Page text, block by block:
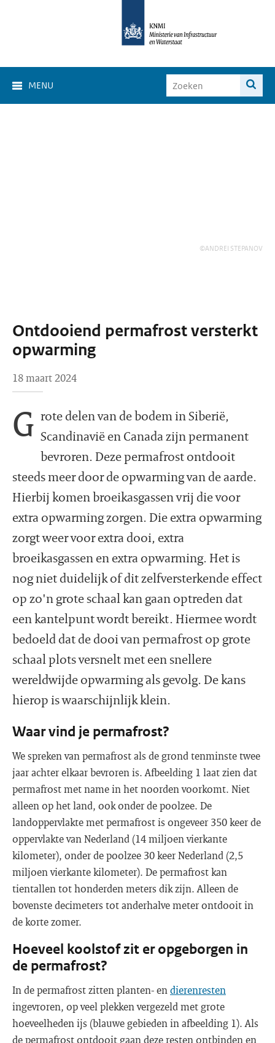
MENU
©ANDREI STEPANOV
Ontdooiend permafrost versterkt
opwarming
18 maart 2024
G rote delen van de bodem in Siberië,
Scandinavië en Canada zijn permanent
bevroren. Deze permafrost ontdooit
steeds meer door de opwarming van de aarde.
Hierbij komen broeikasgassen vrij die voor
extra opwarming zorgen. Die extra opwarming
zorgt weer voor extra dooi, extra
broeikasgassen en extra opwarming. Het is
nog niet duidelijk of dit zelfversterkende effect
op zo'n grote schaal kan gaan optreden dat
een kantelpunt wordt bereikt. Hiermee wordt
bedoeld dat de dooi van permafrost op grote
schaal plots versnelt met een snellere
wereldwijde opwarming als gevolg. De kans
hierop is waarschijnlijk klein.
Waar vind je permafrost?
We spreken van permafrost als de grond tenminste twee
jaar achter elkaar bevroren is. Afbeelding 1 laat zien dat
permafrost met name in het noorden voorkomt. Niet
alleen op het land, ook onder de poolzee. De
landoppervlakte met permafrost is ongeveer 350 keer de
oppervlakte van Nederland (14 miljoen vierkante
kilometer), onder de poolzee 30 keer Nederland (2,5
miljoen vierkante kilometer). De permafrost kan
tientallen tot honderden meters dik zijn. Alleen de
bovenste decimeters tot anderhalve meter ontdooit in
de korte zomer.
Hoeveel koolstof zit er opgeborgen in
de permafrost?
In de permafrost zitten planten- en dierenresten
ingevroren, op veel plekken vergezeld met grote
hoeveelheden ijs (blauwe gebieden in afbeelding 1). Als
de permafrost ontdooit gaan deze resten ontbinden en